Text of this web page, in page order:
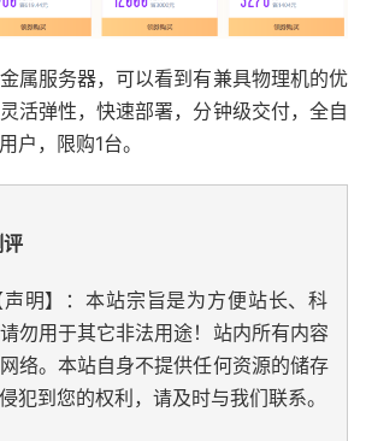
属服务器，可以看到有兼具物理机的优
活弹性，快速部署，分钟级交付，全自
户，限购1台。
声明】：本站宗旨是为方便站长、科
勿用于其它非法用途！站内所有内容
络。本站自身不提供任何资源的储存
犯到您的权利，请及时与我们联系。